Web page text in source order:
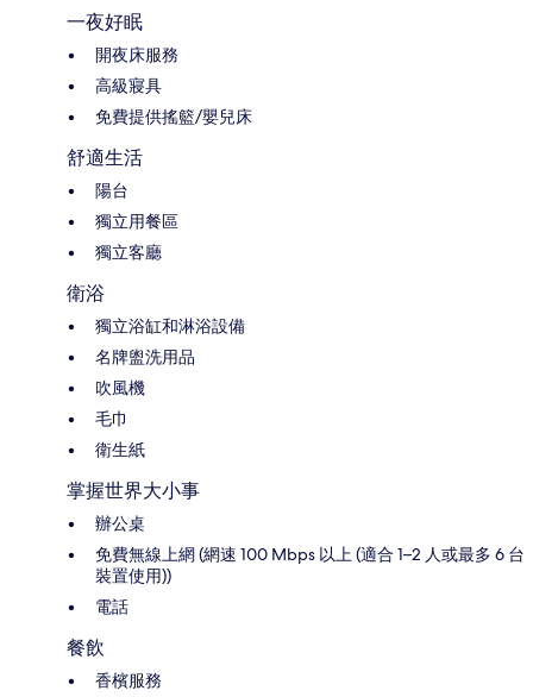
一夜好眠
開夜床服務
高級寢具
免費提供搖籃/嬰兒床
舒適生活
陽台
獨立用餐區
獨立客廳
衛浴
獨立浴缸和淋浴設備
名牌盥洗用品
吹風機
毛巾
衛生紙
掌握世界大小事
辦公桌
免費無線上網 (網速 100 Mbps 以上 (適合 1–2 人或最多 6 台
裝置使用))
電話
餐飲
香檳服務